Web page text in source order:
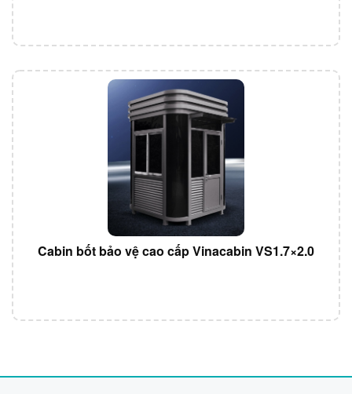
Cabin bốt bảo vệ cao cấp Vinacabin VS1.7×2.0